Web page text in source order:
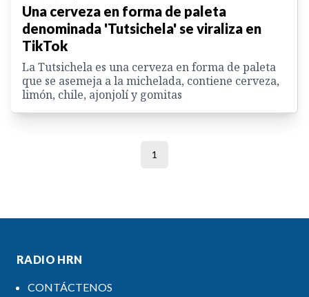
Una cerveza en forma de paleta
denominada 'Tutsichela' se viraliza en
TikTok
La Tutsichela es una cerveza en forma de paleta
que se asemeja a la michelada, contiene cerveza,
limón, chile, ajonjolí y gomitas
1
RADIO HRN
CONTÁCTENOS